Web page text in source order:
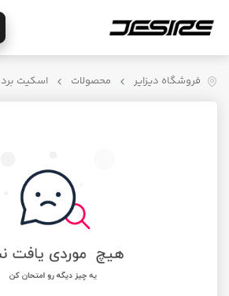
فروشگاه دیزایر محصولات اسکیت برد